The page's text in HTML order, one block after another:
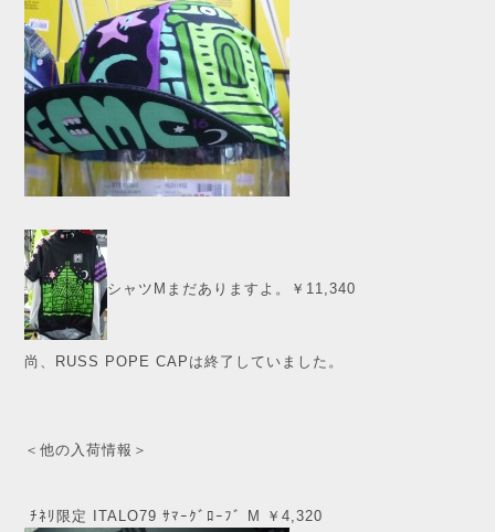
シャツMまだありますよ。￥11,340
尚、RUSS POPE CAPは終了していました。
＜他の入荷情報＞
ﾁﾈﾘ限定 ITALO79 ｻﾏｰｸﾞﾛｰﾌﾞ M ￥4,320